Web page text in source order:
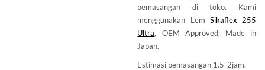
pemasangan di toko. Kami
menggunakan Lem Sikaflex 255
Ultra, OEM Approved, Made in
Japan.
Estimasi pemasangan 1.5-2jam.